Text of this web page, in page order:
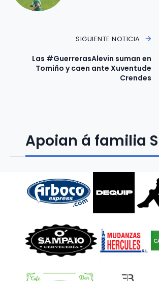
SIGUIENTE NOTICIA
Las #GuerrerasAlevin suman en
Tomiño y caen ante Xuventude
Crendes
Apoian á familia